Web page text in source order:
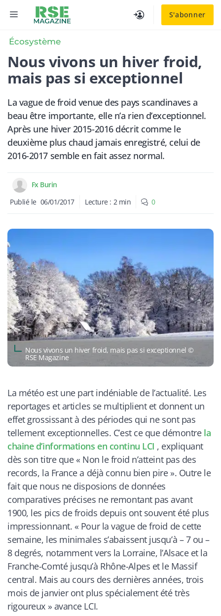
S'abonner
MENU
Écosystème
​Nous vivons un hiver froid,
mais pas si exceptionnel
La vague de froid venue des pays scandinaves a
beau être importante, elle n’a rien d’exceptionnel.
Après une hiver 2015-2016 décrit comme le
deuxième plus chaud jamais enregistré, celui de
2016-2017 semble en fait assez normal.
Fx Burin
Publié le 06/01/2017 Lecture : 2 min 0
​Nous vivons un hiver froid, mais pas si exceptionnel ©
RSE Magazine
La météo est une part indéniable de l’actualité. Les
reportages et articles se multiplient et donnent un
effet grossissant à des périodes qui ne sont pas
tellement exceptionnelles. C’est ce que démontre la
chaine d’informations en continu LCI , expliquant
dès son titre que « Non le froid n’atteint pas des
records, la France a déjà connu bien pire». Outre le
fait que nous ne disposions de données
comparatives précises ne remontant pas avant
1900, les pics de froids depuis ont souvent été plus
impressionnant. « Pour la vague de froid de cette
semaine, les minimales s’abaissent jusqu’à – 7 ou –
8 degrés, notamment vers la Lorraine, l’Alsace et la
Franche-Comté jusqu’à Rhône-Alpes et le Massif
central. Mais au cours des dernières années, trois
mois de janvier ont plus spécialement été très
rigoureux» avance LCI.